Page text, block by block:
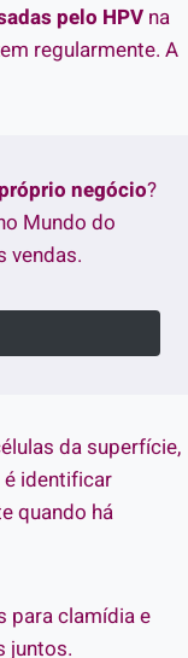
pelo HPV na
regularmente. A
negócio?
Mundo do
vendas.
da superfície,
identificar
quando há
para clamídia e
juntos.